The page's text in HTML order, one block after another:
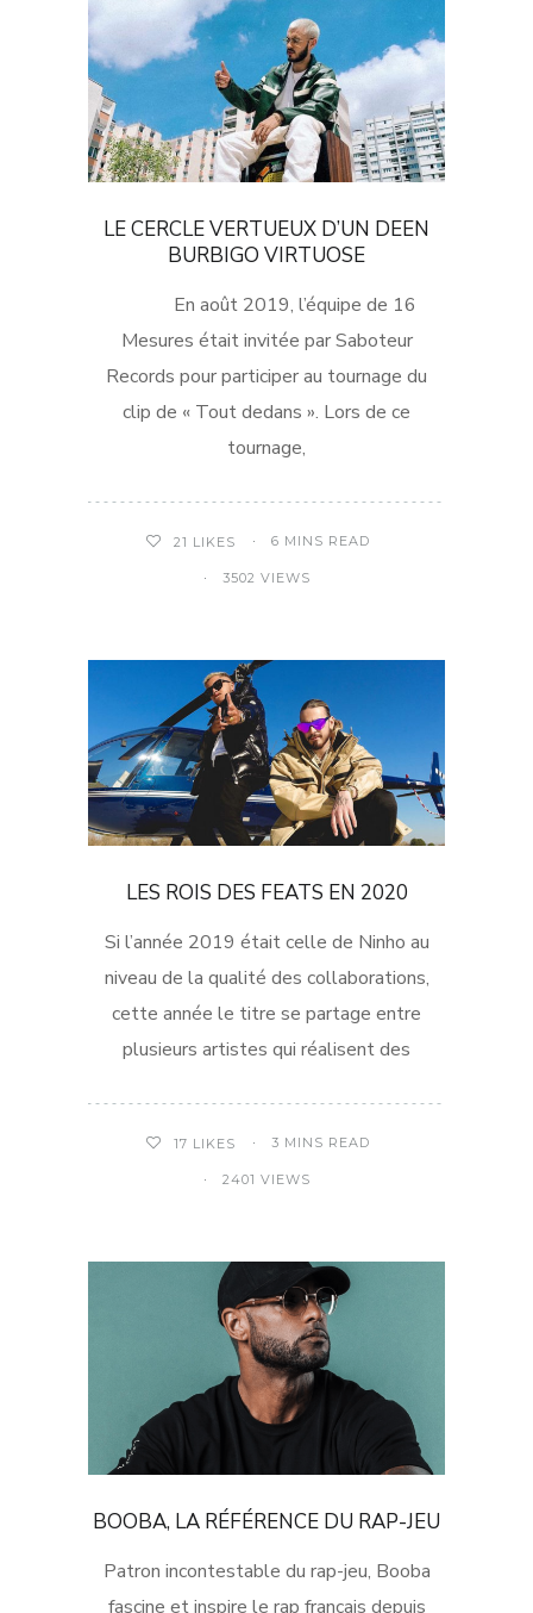
LE CERCLE VERTUEUX D’UN DEEN
BURBIGO VIRTUOSE
En août 2019, l’équipe de 16
Mesures était invitée par Saboteur
Records pour participer au tournage du
clip de « Tout dedans ». Lors de ce
tournage,
21 LIKES 6 MINS READ
3502 VIEWS
LES ROIS DES FEATS EN 2020
Si l’année 2019 était celle de Ninho au
niveau de la qualité des collaborations,
cette année le titre se partage entre
plusieurs artistes qui réalisent des
17 LIKES 3 MINS READ
2401 VIEWS
BOOBA, LA RÉFÉRENCE DU RAP-JEU
Patron incontestable du rap-jeu, Booba
fascine et inspire le rap français depuis